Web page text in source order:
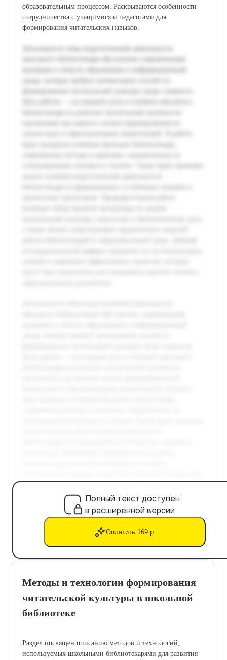
образовательным процессом. Раскрываются особенности
сотрудничества с учащимися и педагогами для
формирования читательских навыков.
Полный текст доступен
в расширенной версии
Оплатить 169 р.
Методы и технологии формирования
читательской культуры в школьной
библиотеке
Раздел посвящен описанию методов и технологий,
используемых школьными библиотекарями для развития